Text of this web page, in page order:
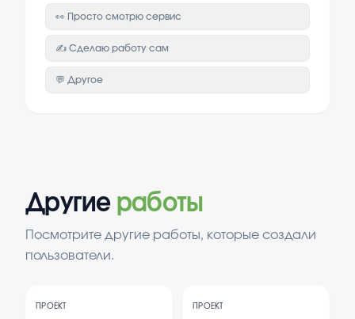
👀 Просто смотрю сервис
✍️ Сделаю работу сам
💬 Другое
Другие работы
Посмотрите другие работы, которые создали
пользователи.
ПРОЕКТ ПРОЕКТ